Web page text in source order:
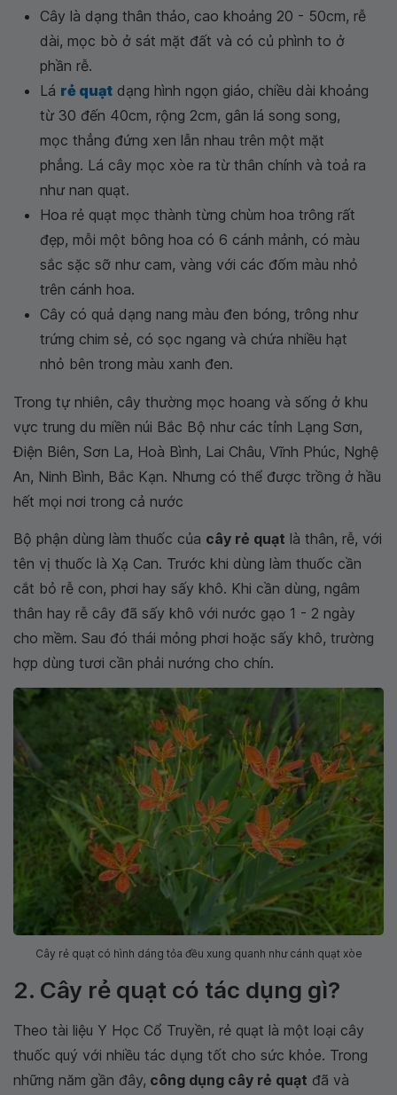
Cây là dạng thân thảo, cao khoảng 20 - 50cm, rễ
dài, mọc bò ở sát mặt đất và có củ phình to ở
phần rễ.
Lá rẻ quạt dạng hình ngọn giáo, chiều dài khoảng
từ 30 đến 40cm, rộng 2cm, gân lá song song,
mọc thẳng đứng xen lẫn nhau trên một mặt
phẳng. Lá cây mọc xòe ra từ thân chính và toả ra
như nan quạt.
Hoa rẻ quạt mọc thành từng chùm hoa trông rất
đẹp, mỗi một bông hoa có 6 cánh mảnh, có màu
sắc sặc sỡ như cam, vàng với các đốm màu nhỏ
trên cánh hoa.
Cây có quả dạng nang màu đen bóng, trông như
trứng chim sẻ, có sọc ngang và chứa nhiều hạt
nhỏ bên trong màu xanh đen.
Trong tự nhiên, cây thường mọc hoang và sống ở khu
vực trung du miền núi Bắc Bộ như các tỉnh Lạng Sơn,
Điện Biên, Sơn La, Hoà Bình, Lai Châu, Vĩnh Phúc, Nghệ
An, Ninh Bình, Bắc Kạn. Nhưng có thể được trồng ở hầu
hết mọi nơi trong cả nước
Bộ phận dùng làm thuốc của cây rẻ quạt là thân, rễ, với
tên vị thuốc là Xạ Can. Trước khi dùng làm thuốc cần
cắt bỏ rễ con, phơi hay sấy khô. Khi cần dùng, ngâm
thân hay rễ cây đã sấy khô với nước gạo 1 - 2 ngày
cho mềm. Sau đó thái mỏng phơi hoặc sấy khô, trường
hợp dùng tươi cần phải nướng cho chín.
Cây rẻ quạt có hình dáng tỏa đều xung quanh như cánh quạt xòe
2. Cây rẻ quạt có tác dụng gì?
Theo tài liệu Y Học Cổ Truyền, rẻ quạt là một loại cây
thuốc quý với nhiều tác dụng tốt cho sức khỏe. Trong
những năm gần đây, công dụng cây rẻ quạt đã và